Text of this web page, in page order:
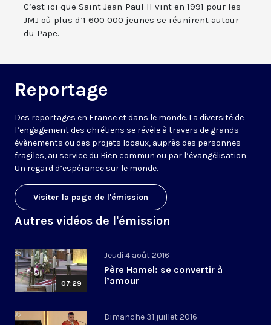
C’est ici que Saint Jean-Paul II vint en 1991 pour les
JMJ où plus d’1 600 000 jeunes se réunirent autour
du Pape.
Reportage
Des reportages en France et dans le monde. La diversité de
l’engagement des chrétiens se révèle à travers de grands
évènements ou des projets locaux, auprès des personnes
fragiles, au service du Bien commun ou par l’évangélisation.
Un regard d’espérance sur le monde.
Visiter la page de l'émission
Autres vidéos de l'émission
07:29
Jeudi 4 août 2016
Père Hamel: se convertir à
l’amour
Dimanche 31 juillet 2016